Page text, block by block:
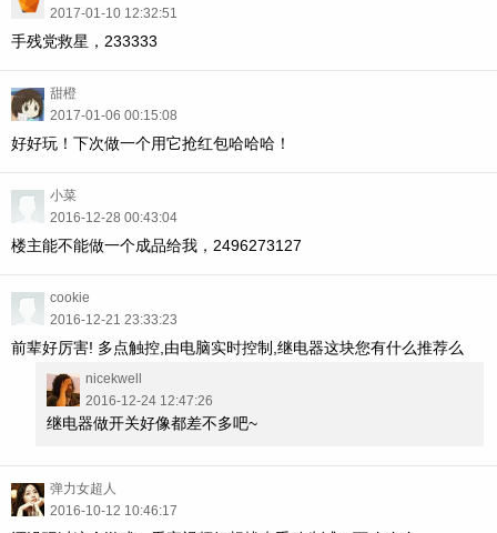
2017-01-10 12:32:51
手残党救星，233333
甜橙
2017-01-06 00:15:08
好好玩！下次做一个用它抢红包哈哈哈！
小菜
2016-12-28 00:43:04
楼主能不能做一个成品给我，2496273127
cookie
2016-12-21 23:33:23
前辈好厉害! 多点触控,由电脑实时控制,继电器这块您有什么推荐么
nicekwell
2016-12-24 12:47:26
继电器做开关好像都差不多吧~
弹力女超人
2016-10-12 10:46:17